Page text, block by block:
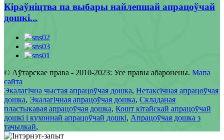
Кіраўніцтва па выбары найлепшай апрацоўчай
дошкі...
© Аўтарскае права - 2010-2023: Усе правы абаронены. Мапа
сайта
Экалагічна чыстая апрацоўчая дошка, Нетаксічная апрацоўчая
дошка, Экалагічная апрацоўчая дошка, Складаная
пластыкавая апрацоўчая дошка, Кошт кітайскай апрацоўчай
дошкі і кухоннай апрацоўчай дошкі, Апрацоўчая дошка з
тачылкай,